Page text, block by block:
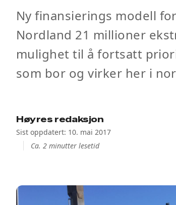
Ny finansierings modell
Nordland 21 millioner
mulighet til å fortsatt
som bor og virker her i
Høyres redaksjon
Sist oppdatert: 10. mai 2017
Ca. 2 minutter lesetid